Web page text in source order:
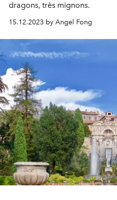
dragons, très mignons.
15.12.2023 by Angel Fong